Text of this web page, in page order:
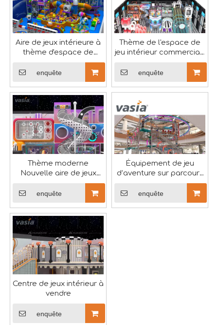
Le 8 mars est une journée importante pour célébrer
L'exposition RAAPA EXPO 2024 sur les manèges et
Aire de jeux intérieure à
thème d'espace de
commercial
enquête
Thème de l'espace de
jeu intérieur commercial-
enquête
Thème moderne
Nouvelle aire de jeux
intérieure douce pour
enfants - Vasia
enquête
Équipement de jeu
d’aventure sur parcours
enquête
Centre de jeux intérieur à
vendre
enquête